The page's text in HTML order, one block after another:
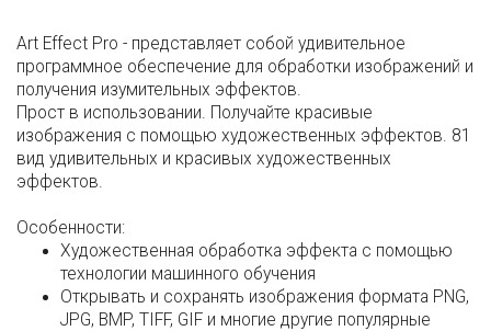
Art Effect Pro - представляет собой удивительное
программное обеспечение для обработки изображений и
получения изумительных эффектов.
Прост в использовании. Получайте красивые
изображения с помощью художественных эффектов. 81
вид удивительных и красивых художественных
эффектов.
Особенности:
Художественная обработка эффекта с помощью
технологии машинного обучения
Открывать и сохранять изображения формата PNG,
JPG, BMP, TIFF, GIF и многие другие популярные